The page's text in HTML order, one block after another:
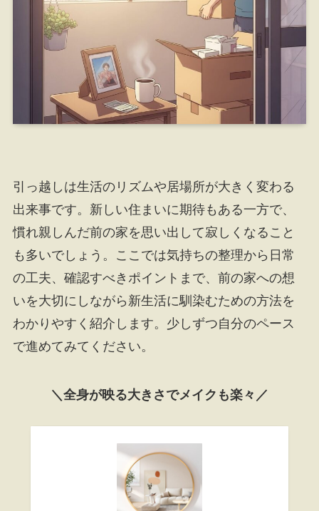
引っ越しは生活のリズムや居場所が大きく変わる
出来事です。新しい住まいに期待もある一方で、
慣れ親しんだ前の家を思い出して寂しくなること
も多いでしょう。ここでは気持ちの整理から日常
の工夫、確認すべきポイントまで、前の家への想
いを大切にしながら新生活に馴染むための方法を
わかりやすく紹介します。少しずつ自分のペース
で進めてみてください。
＼全身が映る大きさでメイクも楽々／